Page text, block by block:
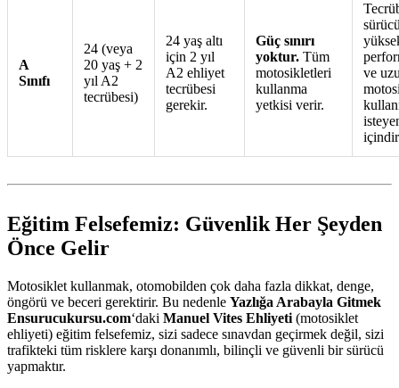
A
Sınıfı
24 (veya
20 yaş + 2
yıl A2
tecrübesi)
24 yaş altı
için 2 yıl
A2 ehliyet
tecrübesi
gerekir.
Güç sınırı
yoktur. Tüm
motosikletleri
kullanma
yetkisi verir.
ve
Eğitim Felsefemiz: Güvenlik Her Şeyden
Önce Gelir
Motosiklet kullanmak, otomobilden çok daha fazla dikkat, denge,
öngörü ve beceri gerektirir. Bu nedenle Yazlığa Arabayla Gitmek
Ensurucukursu.com‘daki Manuel Vites Ehliyeti (motosiklet
ehliyeti) eğitim felsefemiz, sizi sadece sınavdan geçirmek değil, sizi
trafikteki tüm risklere karşı donanımlı, bilinçli ve güvenli bir sürücü
yapmaktır.